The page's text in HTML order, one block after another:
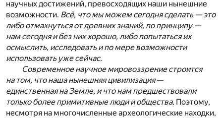
научных достижений, превосходящих наши нынешние
возможности. Всё, что мы можем сегодня сделать — это
либо отмахнуться от древних знаний, по принципу —
нам сегодня и без них хорошо, либо попытаться их
осмыслить, исследовать и по мере возможности
использовать уже сейчас.
Современное научное мировоззрение строится
на том, что наша нынешняя цивилизация—
единственная на Земле, и что нам предшествовали
только более примитивные люди и общества. Поэтому,
несмотря на многочисленные археологические находки,